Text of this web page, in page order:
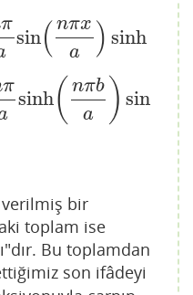
π
sin( nπx
a
) sinh
π
sinh( nπb
a
) sin
x a)sinh(nπb a) =−∑n π
verilmiş bir
toplam ise
Bu toplamdan
son ifâdeyi